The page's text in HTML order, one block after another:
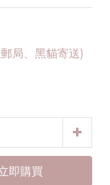
局、黑貓寄送)
即購買